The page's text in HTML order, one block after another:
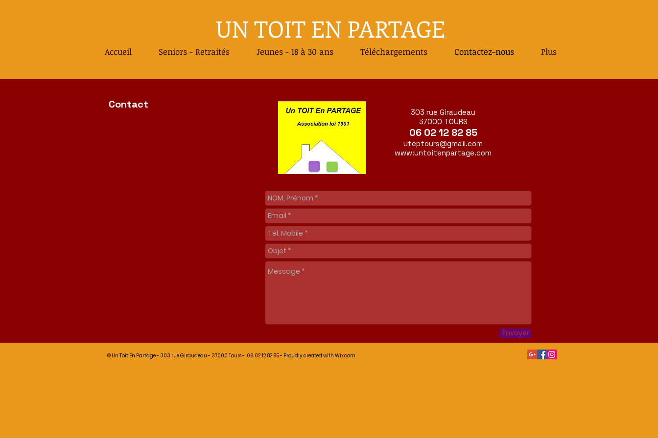
UN TOIT EN PARTAGE
Accueil Seniors - Retraités Jeunes - 18 à 30 ans Téléchargements Contactez-nous Plus
Contact
303 rue Giraudeau
37000 TOURS
06 02 12 82 85
uteptours@gmail.com
www:untoitenpartage.com
Envoyer
© Un Toit En Partage - 303 rue Giraudeau - 37000 Tours - 06 02 12 82 85 - Proudly created with Wix.com